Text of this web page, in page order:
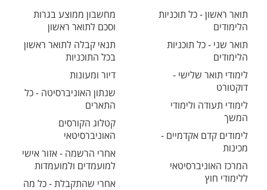
תואר ראשון - כל תוכניות
הלימודים
תואר שני - כל תוכניות
הלימודים
לימודי תואר שלישי -
דוקטורט
לימודי תעודה ולימודי
המשך
לימודים קדם אקדמיים -
מכינות
המרכז האוניברסיטאי
ללימודי חוץ
מחשבון ממוצע בגרות
וסכם לתואר ראשון
תנאי קבלה לתואר ראשון
בכל התוכניות
דיור ומעונות
שנתון האוניברסיטה - כל
התארים
קטלוג הקורסים
האוניברסיטאי
אחרי הרשמה - אזור אישי
למועמדים ולמועמדות
אחרי שהתקבלת - כל מה